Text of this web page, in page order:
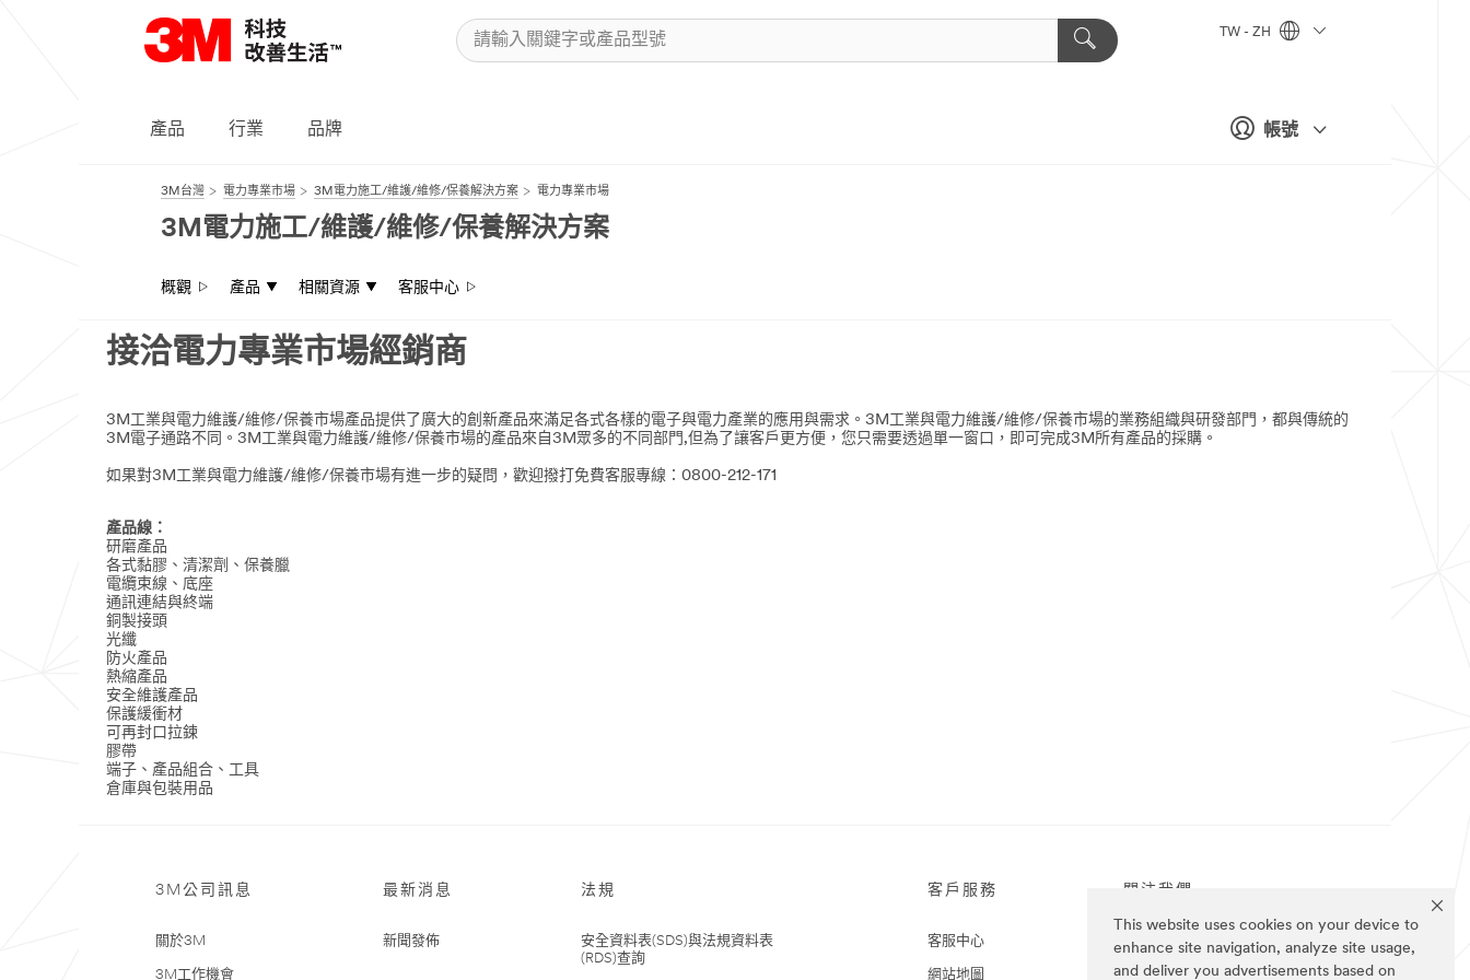
This website uses cookies on your device to
enhance site navigation, analyze site usage,
and deliver you advertisements based on
帳號
TW - ZH
產品 行業 品牌
3M台灣 電力專業市場 3M電力施工/維護/維修/保養解決方案 電力專業市場
3M電力施工/維護/維修/保養解決方案
概觀 產品 相關資源 客服中心
接洽電力專業市場經銷商
3M工業與電力維護/維修/保養市場產品提供了廣大的創新產品來滿足各式各樣的電子與電力產業的應用與需求。3M工業與電力維護/維修/保養市場的業務組織與研發部門，都與傳統的
3M電子通路不同。3M工業與電力維護/維修/保養市場的產品來自3M眾多的不同部門,但為了讓客戶更方便，您只需要透過單一窗口，即可完成3M所有產品的採購。
如果對3M工業與電力維護/維修/保養市場有進一步的疑問，歡迎撥打免費客服專線：0800-212-171
產品線：
研磨產品
各式黏膠、清潔劑、保養臘
電纜束線、底座
通訊連結與終端
銅製接頭
光纖
防火產品
熱縮產品
安全維護產品
保護緩衝材
可再封口拉鍊
膠帶
端子、產品組合、工具
倉庫與包裝用品
3M公司訊息
關於3M
3M工作機會
最新消息
新聞發佈
法規
安全資料表(SDS)與法規資料表
(RDS)查詢
客戶服務
客服中心
網站地圖
關注我們